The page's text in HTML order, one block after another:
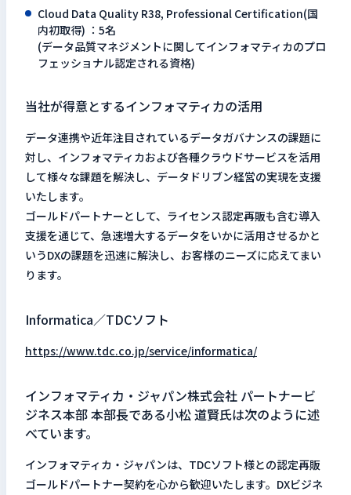
Cloud Data Quality R38, Professional Certification(国
内初取得) ：5名
(データ品質マネジメントに関してインフォマティカのプロ
フェッショナル認定される資格)
当社が得意とするインフォマティカの活用
データ連携や近年注目されているデータガバナンスの課題に
対し、インフォマティカおよび各種クラウドサービスを活用
して様々な課題を解決し、データドリブン経営の実現を支援
いたします。
ゴールドパートナーとして、ライセンス認定再販も含む導入
支援を通じて、急速増大するデータをいかに活用させるかと
いうDXの課題を迅速に解決し、お客様のニーズに応えてまい
ります。
Informatica／TDCソフト
https://www.tdc.co.jp/service/informatica/
インフォマティカ・ジャパン株式会社 パートナービ
ジネス本部 本部長である小松 道賢氏は次のように述
べています。
インフォマティカ・ジャパンは、TDCソフト様との認定再販
ゴールドパートナー契約を心から歓迎いたします。DXビジネ